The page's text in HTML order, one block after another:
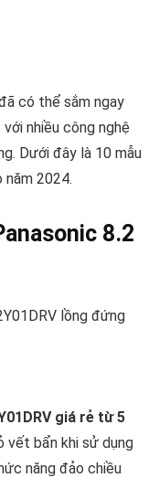
có thể sắm ngay
nhiều công nghệ
Dưới đây là 10 mẫu
2024.
8.2
lồng đứng
giá rẻ từ 5
vết bẩn khi sử dụng
năng đảo chiều